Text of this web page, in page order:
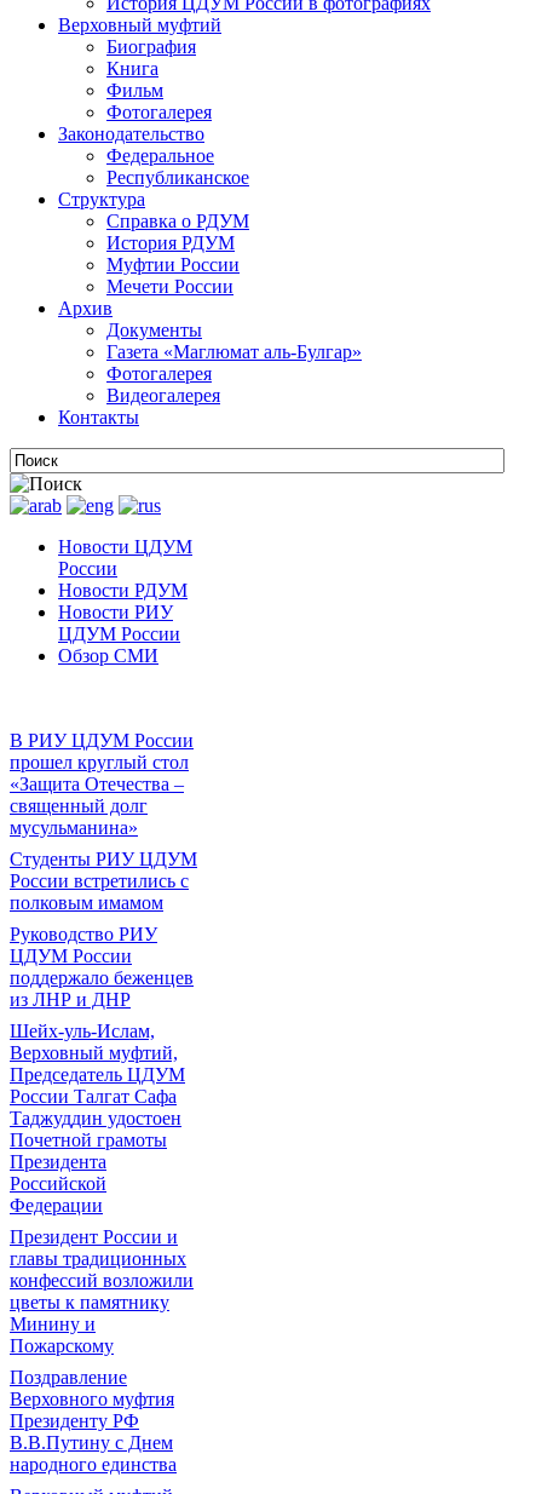
Верховный муфтий
Биография
Книга
Фильм
Фотогалерея
Законодательство
Федеральное
Республиканское
Структура
Справка о РДУМ
История РДУМ
Муфтии России
Мечети России
Архив
Документы
Газета «Маглюмат аль-Булгар»
Фотогалерея
Видеогалерея
Контакты
Новости ЦДУМ
России
Новости РДУМ
Новости РИУ
ЦДУМ России
Обзор СМИ
В РИУ ЦДУМ России
прошел круглый стол
«Защита Отечества –
священный долг
мусульманина»
Студенты РИУ ЦДУМ
России встретились с
полковым имамом
Руководство РИУ
ЦДУМ России
поддержало беженцев
из ЛНР и ДНР
Шейх-уль-Ислам,
Верховный муфтий,
Председатель ЦДУМ
России Талгат Сафа
Таджуддин удостоен
Почетной грамоты
Президента
Российской
Федерации
Президент России и
главы традиционных
конфессий возложили
цветы к памятнику
Минину и
Пожарскому
Поздравление
Верховного муфтия
Президенту РФ
В.В.Путину с Днем
народного единства